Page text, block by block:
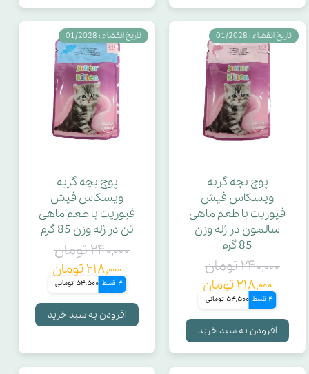
پوچ بچه گربه
ویسکاس فیش
فیوریت با طعم ماهی
سالمون در ژله وزن
85 گرم
۲۴۰,۰۰۰ تومان
۲۱۸,۰۰۰ تومان
4 قسط 54,500 تومانی
افزودن به سبد خرید
تاریخ انقضاء : 01/2028
پوچ بچه گربه
ویسکاس فیش
فیوریت با طعم ماهی
تن در ژله وزن 85 گرم
۲۴۰,۰۰۰ تومان
۲۱۸,۰۰۰ تومان
4 قسط 54,500 تومانی
افزودن به سبد خرید
تاریخ انقضاء : 01/2028